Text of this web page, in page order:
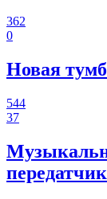
362
0
Новая
544
37